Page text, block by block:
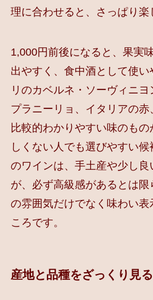
理に合わせると、さっぱり楽
1,000円前後になると、果実
出やすく、食中酒として使
リのカベルネ・ソーヴィニ
プラニーリョ、イタリアの赤
比較的わかりやすい味のも
しくない人でも選びやすい
のワインは、手土産や少し良
が、必ず高級感があるとは
の雰囲気だけでなく味わい表
ころです。
産地と品種をざっくり見る